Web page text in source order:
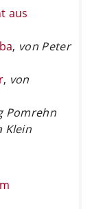
aus
, von Peter
, von
Pomrehn
Klein